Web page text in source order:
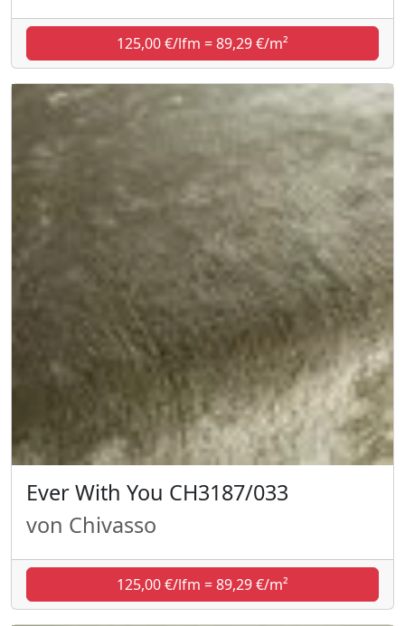
125,00 €/lfm = 89,29 €/m²
Ever With You CH3187/033
von Chivasso
125,00 €/lfm = 89,29 €/m²